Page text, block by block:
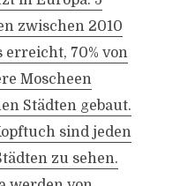
zwischen 2010
erreicht, 70% von
Moscheen
Städten gebaut.
sind jeden
zu sehen.